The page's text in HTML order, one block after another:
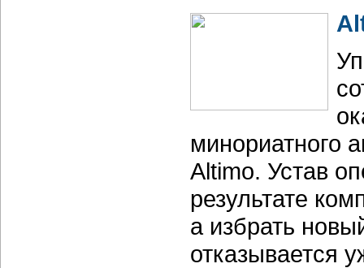
минориатного
Altimo. Устав
результате
а избрать
отказывается